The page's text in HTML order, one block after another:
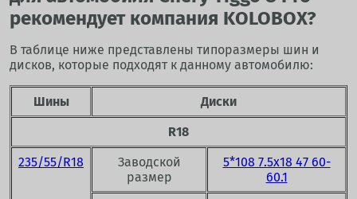
рекомендует компания KOLOBOX?
В таблице ниже представлены типоразмеры шин и
дисков, которые подходят к данному автомобилю:
Шины
Диски
R18
235/55/R18
Заводской
размер
5*108 7.5x18 47 60-
60.1